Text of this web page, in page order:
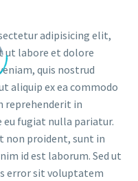
adipisicing elit,
ut labore et dolore
quis nostrud
aliquip ex ea commodo
reprehenderit in
fugiat nulla pariatur.
non proident, sunt in
id est laborum. Sed ut
error sit voluptatem